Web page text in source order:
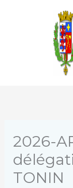
2026-
TONIN